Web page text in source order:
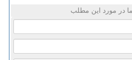
در مورد این مطلب